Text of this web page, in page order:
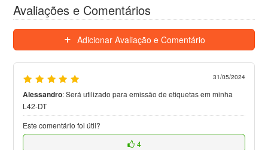
Avaliações e Comentários
Adicionar Avaliação e Comentário
31/05/2024
Alessandro:Será utilizado para emissão de etiquetas em minha
L42-DT
Este comentário foi útil?
4